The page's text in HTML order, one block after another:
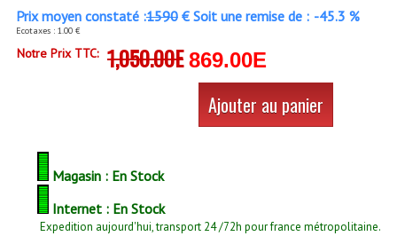
Packs Sono
Enceintes, Système Amplifiés
Enceintes Passives Sono
Prix moyen constaté :1590€ Soit une remise de : -45.3 %
Ecotaxes : 1.00 €
Notre Prix TTC: 1,050.00E 869.00E
Ajouter au panier
Magasin : En Stock
Internet : En Stock
Expedition aujourd'hui, transport 24 /72h pour france métropolitaine.